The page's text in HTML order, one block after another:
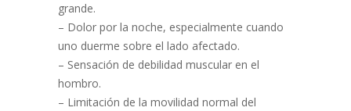
grande.
– Dolor por la noche, especialmente cuando
uno duerme sobre el lado afectado.
– Sensación de debilidad muscular en el
hombro.
– Limitación de la movilidad normal del